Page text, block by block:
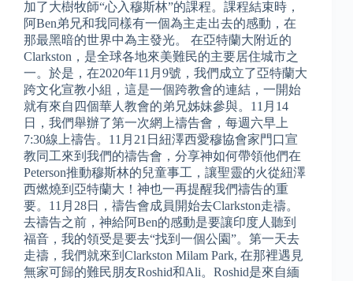
加了大樹牧師“心入穆斯林”的課程。課程結束時，
阿Ben弟兄和我同樣有一個為主走出去的感動，在
那最黑暗的世界中為主發光。 在亞特蘭大附近的
Clarkston，是全球各地來美難民的主要居住城市之
一。於是，在2020年11月9號，我們成立了亞特蘭大
跨文化宣教小組，這是一個跨教會的連結，一開始
就有來自四個華人教會的弟兄姊妹參與。11月14
日，我們舉辦了第一次網上禱告會，每週六早上
7:30線上禱告。11月21日紐澤西愛穆協會家門口宣
教同工來到我們的禱告會，分享神如何帶領他們在
Peterson推動穆斯林的兒童事工，讓聖靈的火從紐澤
西燃燒到亞特蘭大！神也一再提醒我們禱告的重
要。11月28日，禱告會成員開始去Clarkston走禱。
去禱告之前，神給阿Ben的感動是要讓印度人聽到
福音，我的領受是要去“找到一個公園”。第一天去
走禱，我們就來到Clarkston Milam Park, 在那裡遇見
無家可歸的難民朋友Roshid和Ali。Roshid是來自緬